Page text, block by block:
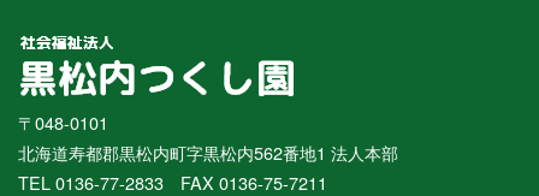
〒048-0101
北海道寿都郡黒松内町字黒松内562番地1 法人本部
TEL 0136-77-2833 FAX 0136-75-7211